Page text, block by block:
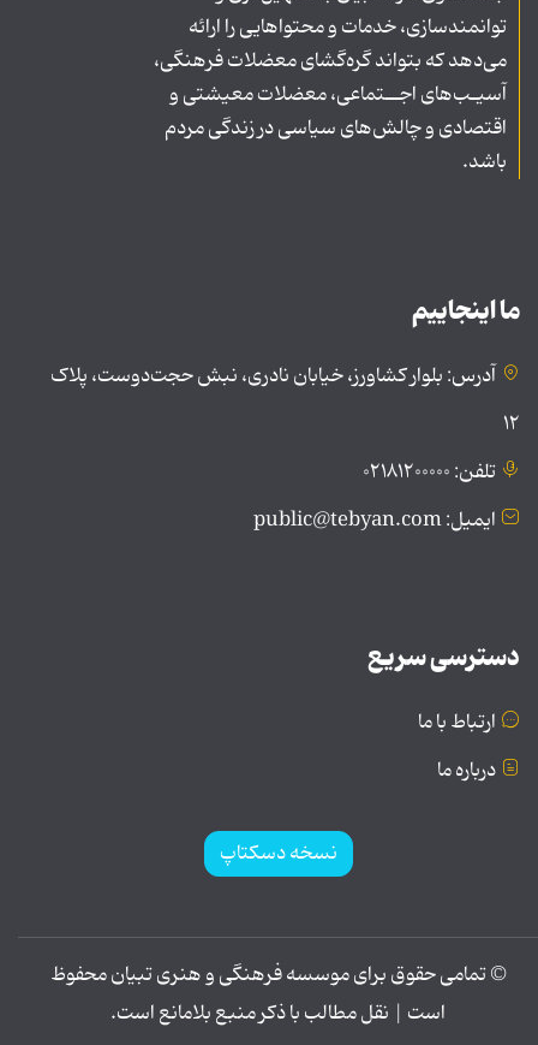
توانمندسازی، خدمات و محتواهایی را ارائه
می‌دهد که بتواند گره‌گشای معضلات فرهنگی،
آسیـب‌های اجــتماعی، معضلات معیشتی و
اقتصادی و چالش‌های سیاسی در زندگی مردم
باشد.
ما اینجاییم
آدرس: بلوار کشاورز، خیابان نادری، نبش حجت‌دوست، پلاک
۱۲
تلفن: ۰۲۱۸۱۲۰۰۰۰۰
ایمیل: public@tebyan.com
دسترسی سریع
ارتباط با ما
درباره ما
نسخه دسکتاپ
© تمامی حقوق برای موسسه فرهنگی و هنری تبیان محفوظ
است | نقل مطالب با ذکر منبع بلامانع است.